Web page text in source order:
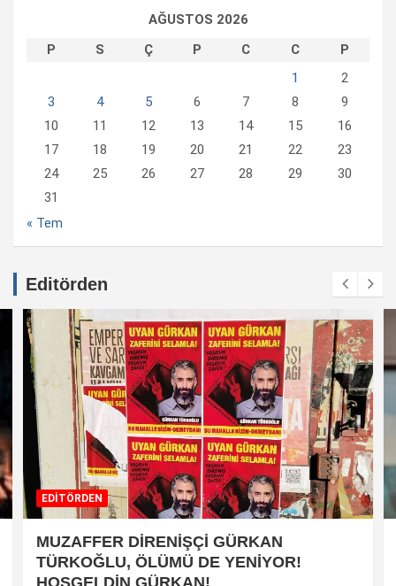
AĞUSTOS 2026
P
S Ç P C C
P
1
2
3
4 5 6 7 8
9
10
11 12 13 14 15
16
17
18 19 20 21 22
23
24
25 26 27 28 29
30
31
« Tem
Editörden
EDİTÖRDEN
MUZAFFER DİRENİŞÇİ GÜRKAN
TÜRKOĞLU, ÖLÜMÜ DE YENİYOR!